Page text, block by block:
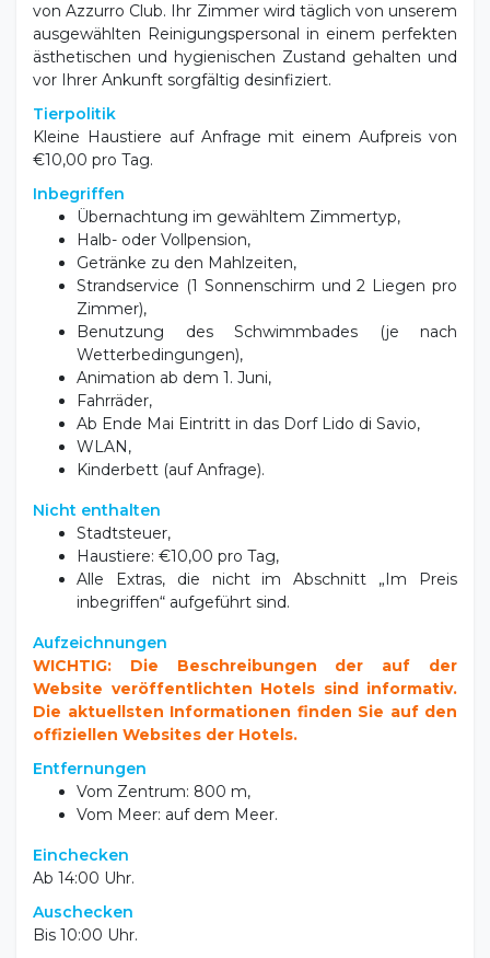
von Azzurro Club. Ihr Zimmer wird täglich von unserem
ausgewählten Reinigungspersonal in einem perfekten
ästhetischen und hygienischen Zustand gehalten und
vor Ihrer Ankunft sorgfältig desinfiziert.
Tierpolitik
Kleine Haustiere auf Anfrage mit einem Aufpreis von
€10,00 pro Tag.
Inbegriffen
Übernachtung im gewähltem Zimmertyp,
Halb- oder Vollpension,
Getränke zu den Mahlzeiten,
Strandservice (1 Sonnenschirm und 2 Liegen pro
Zimmer),
Benutzung des Schwimmbades (je nach
Wetterbedingungen),
Animation ab dem 1. Juni,
Fahrräder,
Ab Ende Mai Eintritt in das Dorf Lido di Savio,
WLAN,
Kinderbett (auf Anfrage).
Nicht enthalten
Stadtsteuer,
Haustiere: €10,00 pro Tag,
Alle Extras, die nicht im Abschnitt „Im Preis
inbegriffen“ aufgeführt sind.
Aufzeichnungen
WICHTIG: Die Beschreibungen der auf der
Website veröffentlichten Hotels sind informativ.
Die aktuellsten Informationen finden Sie auf den
offiziellen Websites der Hotels.
Entfernungen
Vom Zentrum: 800 m,
Vom Meer: auf dem Meer.
Einchecken
Ab 14:00 Uhr.
Auschecken
Bis 10:00 Uhr.